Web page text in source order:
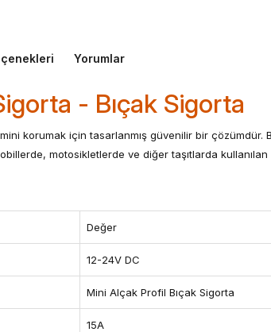
Yorumlar
- Bıçak Sigorta
korumak için tasarlanmış güvenilir bir
motosikletlerde ve diğer taşıtlarda
Değer
12-24V DC
Mini Alçak Profil Bıçak Sigorta
15A